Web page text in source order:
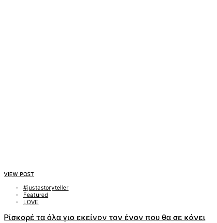
VIEW POST
#justastoryteller
Featured
LOVE
Ρίσκαρέ τα όλα για εκείνον τον έναν που θα σε κάνει